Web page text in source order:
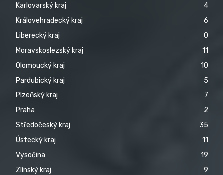
Karlovarský kraj
4
Královehradecký kraj
6
Liberecký kraj
0
Moravskoslezský kraj
11
Olomoucký kraj
10
Pardubický kraj
5
Plzeňský kraj
7
Praha
2
Středočeský kraj
35
Ústecký kraj
11
Vysočina
19
Zlínský kraj
9